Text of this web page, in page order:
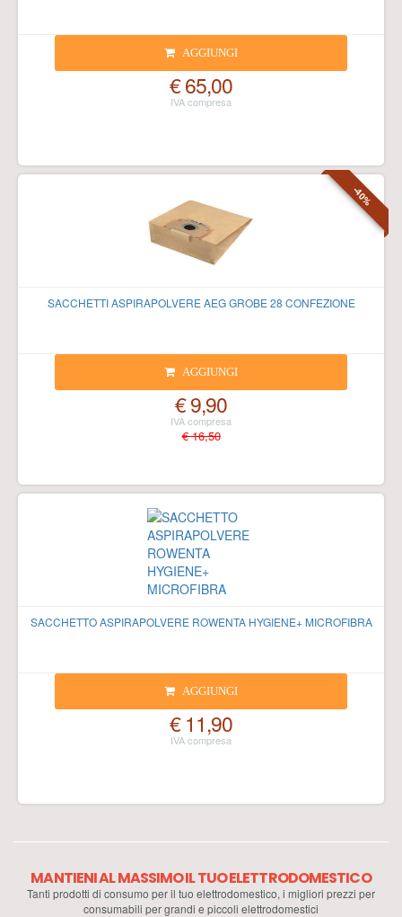
AGGIUNGI
€ 65,00
SACCHETTI ASPIRAPOLVERE AEG GROBE 28 CONFEZIONE
AGGIUNGI
€ 9,90
€ 16,50
-40%
SACCHETTO ASPIRAPOLVERE ROWENTA HYGIENE+ MICROFIBRA
AGGIUNGI
€ 11,90
MANTIENI AL MASSIMO IL TUO ELETTRODOMESTICO
Tanti prodotti di consumo per il tuo elettrodomestico, i migliori prezzi per
consumabili per grandi e piccoli elettrodomestici